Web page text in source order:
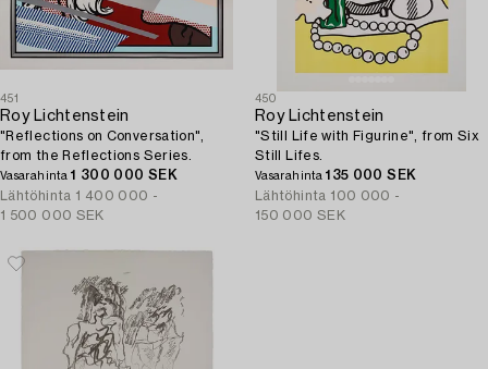
451
Roy Lichtenstein
"Reflections on Conversation",
from the Reflections Series.
Vasarahinta1 300 000 SEK
Lähtöhinta 1 400 000 -
1 500 000 SEK
450
Roy Lichtenstein
"Still Life with Figurine", from Six
Still Lifes.
Vasarahinta135 000 SEK
Lähtöhinta 100 000 -
150 000 SEK